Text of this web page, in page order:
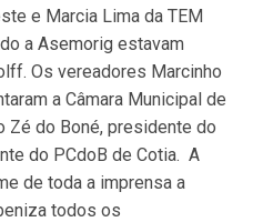
e Marcia Lima da TEM
a Asemorig estavam
Os vereadores Marcinho
a Câmara Municipal de
Zé do Boné, presidente do
do PCdoB de Cotia. A
de toda a imprensa a
todos os